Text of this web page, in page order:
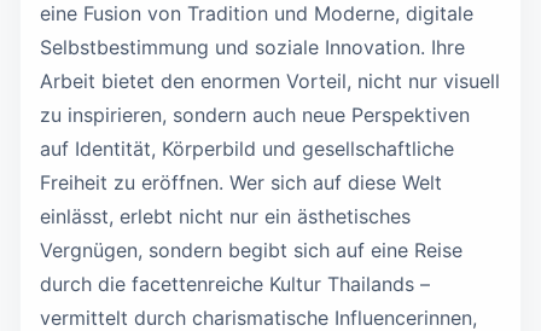
eine Fusion von Tradition und Moderne, digitale
Selbstbestimmung und soziale Innovation. Ihre
Arbeit bietet den enormen Vorteil, nicht nur visuell
zu inspirieren, sondern auch neue Perspektiven
auf Identität, Körperbild und gesellschaftliche
Freiheit zu eröffnen. Wer sich auf diese Welt
einlässt, erlebt nicht nur ein ästhetisches
Vergnügen, sondern begibt sich auf eine Reise
durch die facettenreiche Kultur Thailands –
vermittelt durch charismatische Influencerinnen,